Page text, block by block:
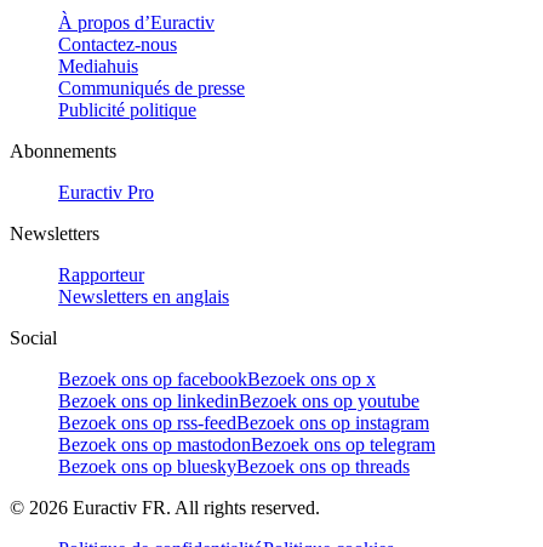
À propos d’Euractiv
Contactez-nous
Mediahuis
Communiqués de presse
Publicité politique
Abonnements
Euractiv Pro
Newsletters
Rapporteur
Newsletters en anglais
Social
Bezoek ons op facebookBezoek ons op x
Bezoek ons op linkedinBezoek ons op youtube
Bezoek ons op rss-feedBezoek ons op instagram
Bezoek ons op mastodonBezoek ons op telegram
Bezoek ons op blueskyBezoek ons op threads
© 2026 Euractiv FR. All rights reserved.